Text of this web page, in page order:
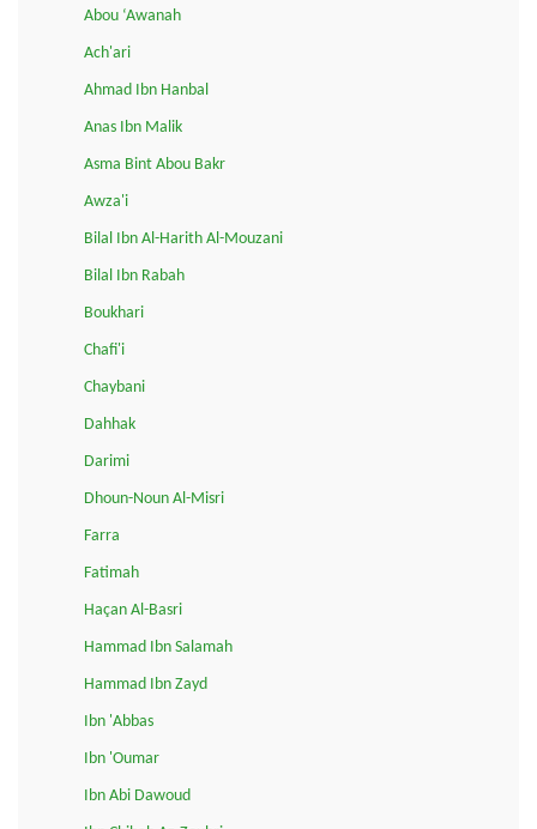
Abou ‘Awanah
Ach'ari
Ahmad Ibn Hanbal
Anas Ibn Malik
Asma Bint Abou Bakr
Awza'i
Bilal Ibn Al-Harith Al-Mouzani
Bilal Ibn Rabah
Boukhari
Chafi'i
Chaybani
Dahhak
Darimi
Dhoun-Noun Al-Misri
Farra
Fatimah
Haçan Al-Basri
Hammad Ibn Salamah
Hammad Ibn Zayd
Ibn 'Abbas
Ibn 'Oumar
Ibn Abi Dawoud